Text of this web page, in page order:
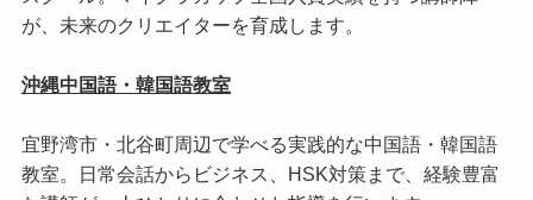
が、未来のクリエイターを育成します。
沖縄中国語・韓国語教室
宜野湾市・北谷町周辺で学べる実践的な中国語・韓国語
教室。日常会話からビジネス、HSK対策まで、経験豊富